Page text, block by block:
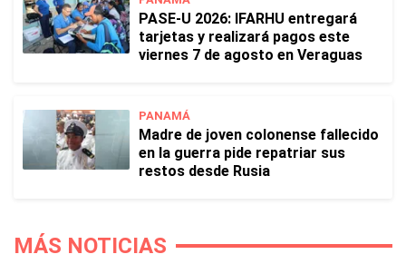
PASE-U 2026: IFARHU entregará
tarjetas y realizará pagos este
viernes 7 de agosto en Veraguas
PANAMÁ
Madre de joven colonense fallecido
en la guerra pide repatriar sus
restos desde Rusia
MÁS NOTICIAS